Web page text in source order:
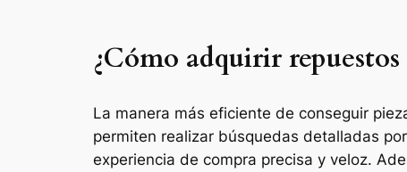
¿Cómo adquirir
La manera más eficiente de conseguir
permiten realizar búsquedas detalladas
experiencia de compra precisa y veloz.